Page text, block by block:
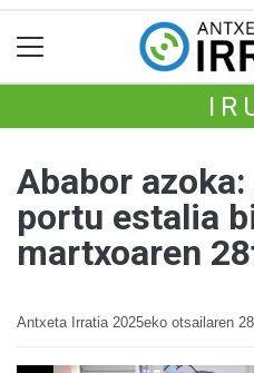
Ababor
portu estalia
martxoaren
Antxeta Irratia 2025eko otsailaren